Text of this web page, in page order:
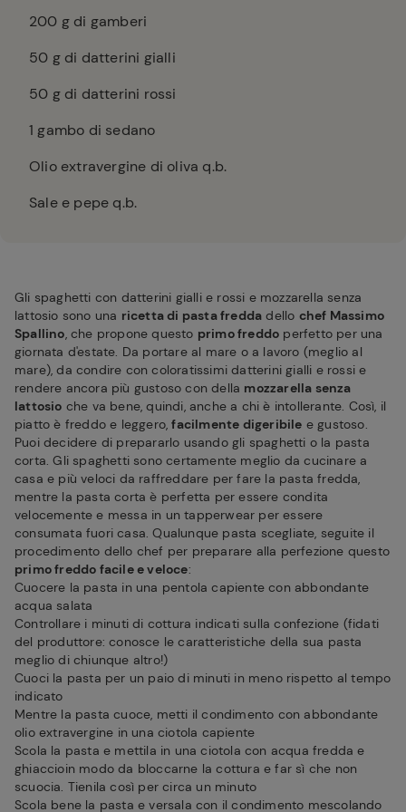
200 g di gamberi
50 g di datterini gialli
50 g di datterini rossi
1 gambo di sedano
Olio extravergine di oliva q.b.
Sale e pepe q.b.
Gli spaghetti con datterini gialli e rossi e mozzarella senza
lattosio sono una ricetta di pasta fredda dello chef Massimo
Spallino, che propone questo primo freddo perfetto per una
giornata d'estate. Da portare al mare o a lavoro (meglio al
mare), da condire con coloratissimi datterini gialli e rossi e
rendere ancora più gustoso con della mozzarella senza
lattosio che va bene, quindi, anche a chi è intollerante. Così, il
piatto è freddo e leggero,facilmente digeribile e gustoso.
Puoi decidere di prepararlo usando gli spaghetti o la pasta
corta. Gli spaghetti sono certamente meglio da cucinare a
casa e più veloci da raffreddare per fare la pasta fredda,
mentre la pasta corta è perfetta per essere condita
velocemente e messa in un tapperwear per essere
consumata fuori casa. Qualunque pasta scegliate, seguite il
procedimento dello chef per preparare alla perfezione questo
primo freddo facile e veloce:
Cuocere la pasta in una pentola capiente con abbondante
acqua salata
Controllare i minuti di cottura indicati sulla confezione (fidati
del produttore: conosce le caratteristiche della sua pasta
meglio di chiunque altro!)
Cuoci la pasta per un paio di minuti in meno rispetto al tempo
indicato
Mentre la pasta cuoce, metti il condimento con abbondante
olio extravergine in una ciotola capiente
Scola la pasta e mettila in una ciotola con acqua fredda e
ghiaccioin modo da bloccarne la cottura e far sì che non
scuocia. Tienila così per circa un minuto
Scola bene la pasta e versala con il condimento mescolando